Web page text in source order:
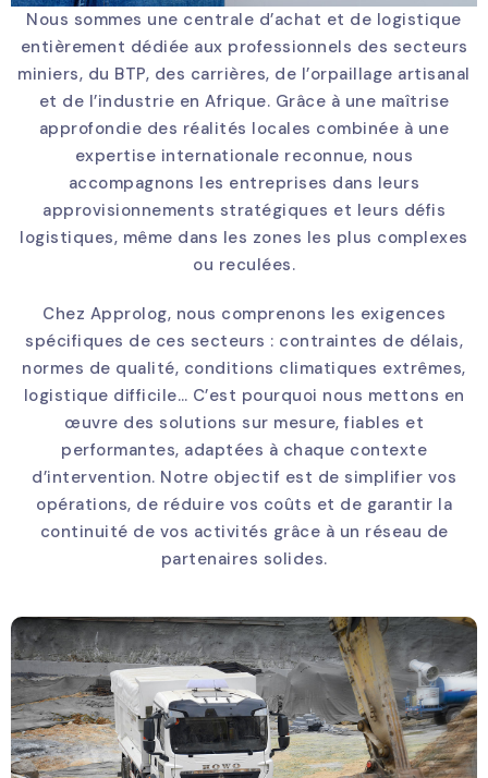
Nous sommes une centrale d’achat et de logistique
entièrement dédiée aux professionnels des secteurs
miniers, du BTP, des carrières, de l’orpaillage artisanal
et de l’industrie en Afrique. Grâce à une maîtrise
approfondie des réalités locales combinée à une
expertise internationale reconnue, nous
accompagnons les entreprises dans leurs
approvisionnements stratégiques et leurs défis
logistiques, même dans les zones les plus complexes
ou reculées.
Chez Approlog, nous comprenons les exigences
spécifiques de ces secteurs : contraintes de délais,
normes de qualité, conditions climatiques extrêmes,
logistique difficile… C’est pourquoi nous mettons en
œuvre des solutions sur mesure, fiables et
performantes, adaptées à chaque contexte
d’intervention. Notre objectif est de simplifier vos
opérations, de réduire vos coûts et de garantir la
continuité de vos activités grâce à un réseau de
partenaires solides.